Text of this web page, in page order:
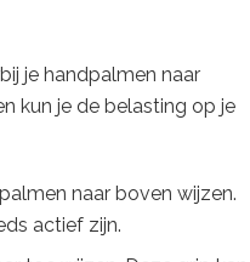
je handpalmen naar
kun je de belasting op je
naar boven wijzen.
actief zijn.